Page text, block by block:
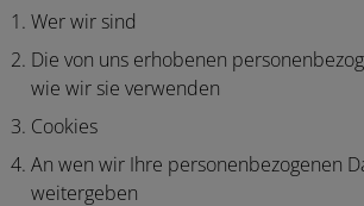
Wer wir sind
Die von uns erhobenen
wie wir sie verwenden
Cookies
An wen wir Ihre personenbezogenen
weitergeben